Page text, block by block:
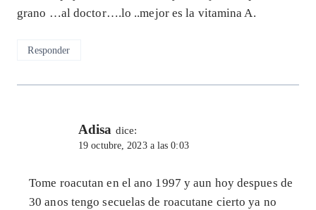
grano …al doctor….lo ..mejor es la vitamina A.
Responder
Adisa dice:
19 octubre, 2023 a las 0:03
Tome roacutan en el ano 1997 y aun hoy despues de
30 anos tengo secuelas de roacutane cierto ya no